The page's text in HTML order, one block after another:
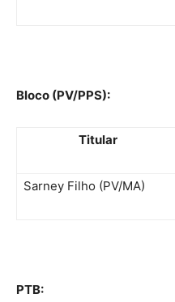
Bloco (PV/PPS):
Titular
Sarney Filho (PV/MA)
PTB: